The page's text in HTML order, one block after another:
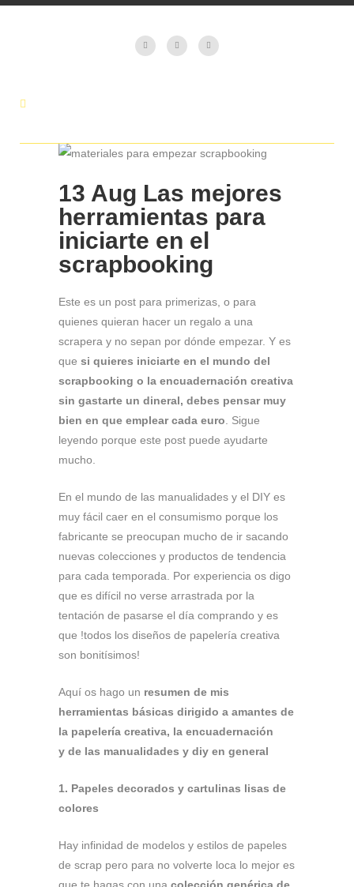
13 Aug Las mejores
herramientas para
iniciarte en el
scrapbooking
Este es un post para primerizas, o para
quienes quieran hacer un regalo a una
scrapera y no sepan por dónde empezar. Y es
que si quieres iniciarte en el mundo del
scrapbooking o la encuadernación creativa
sin gastarte un dineral, debes pensar muy
bien en que emplear cada euro . Sigue
leyendo porque este post puede ayudarte
mucho.
En el mundo de las manualidades y el DIY es
muy fácil caer en el consumismo porque los
fabricante se preocupan mucho de ir sacando
nuevas colecciones y productos de tendencia
para cada temporada. Por experiencia os digo
que es difícil no verse arrastrada por la
tentación de pasarse el día comprando y es
que !todos los diseños de papelería creativa
son bonitísimos!
Aquí os hago un resumen de mis
herramientas básicas dirigido a amantes de
la papelería creativa, la encuadernación
y de las manualidades y diy en general
1. Papeles decorados y cartulinas lisas de
colores
Hay infinidad de modelos y estilos de papeles
de scrap pero para no volverte loca lo mejor es